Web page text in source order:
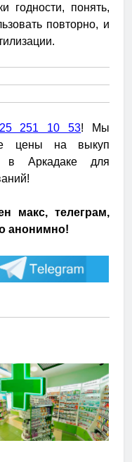
годности, понять,
повторно, и
251 10 53! Мы
цены на выкуп
в Аркадаке для
макс, телеграм,
анонимно!